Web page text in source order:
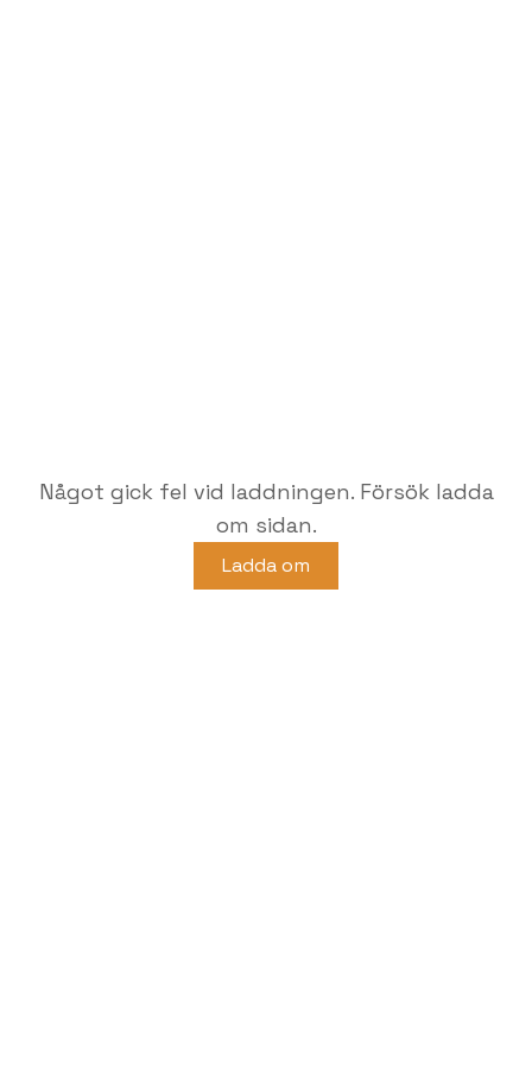
Något gick fel vid laddningen. Försök ladda
om sidan.
Ladda om